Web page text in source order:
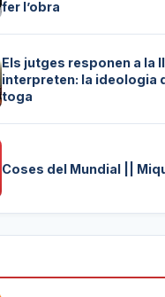
fer l’obra
Els jutges responen a la
interpreten: la ideologia
toga
Coses del Mundial ||